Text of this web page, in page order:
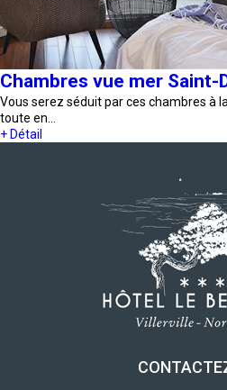
Chambres vue mer Saint-
Vous serez séduit par ces chambres à
toute en…
+ Détail